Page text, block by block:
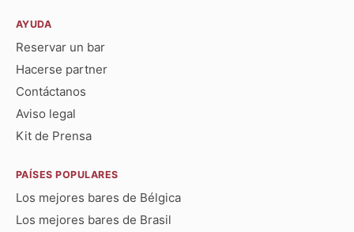
AYUDA
Reservar un bar
Hacerse partner
Contáctanos
Aviso legal
Kit de Prensa
PAÍSES POPULARES
Los mejores bares de Bélgica
Los mejores bares de Brasil